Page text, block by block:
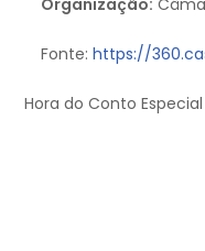
Organização:
Fonte: https://
Hora do Conto